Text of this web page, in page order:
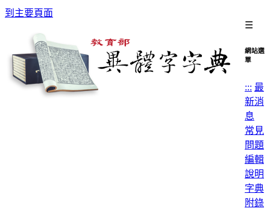
到主要頁面
☰
網站選
單
::: 最
新消
息
常見
問題
編輯
說明
字典
附錄